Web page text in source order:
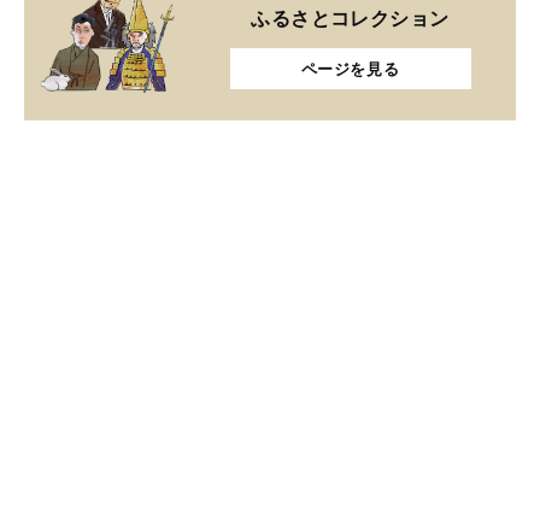
ふるさとコレクション
ページを見る